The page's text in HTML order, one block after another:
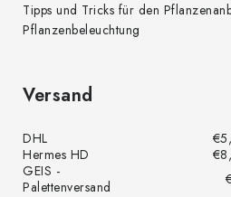
Tipps und Tricks für den
Pflanzenbeleuchtung
Versand
DHL
Hermes HD
GEIS -
Palettenversand